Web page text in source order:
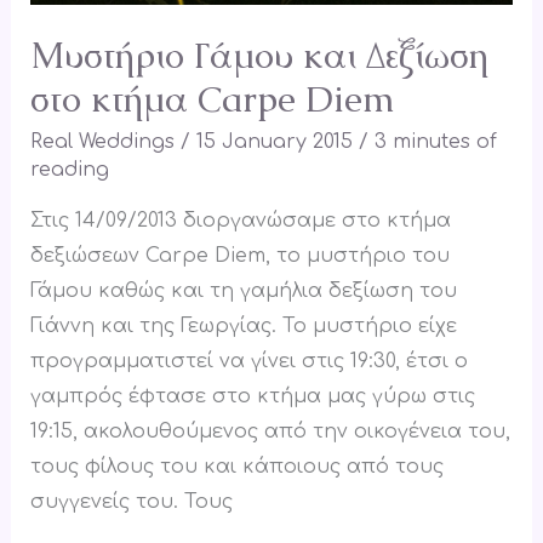
Μυστήριο Γάμου και Δεξίωση
στο κτήμα Carpe Diem
Real Weddings / 15 January 2015 / 3 minutes of
reading
Στις 14/09/2013 διοργανώσαμε στο κτήμα
δεξιώσεων Carpe Diem, το μυστήριο του
Γάμου καθώς και τη γαμήλια δεξίωση του
Γιάννη και της Γεωργίας. Το μυστήριο είχε
προγραμματιστεί να γίνει στις 19:30, έτσι ο
γαμπρός έφτασε στο κτήμα μας γύρω στις
19:15, ακολουθούμενος από την οικογένεια του,
τους φίλους του και κάποιους από τους
συγγενείς του. Τους